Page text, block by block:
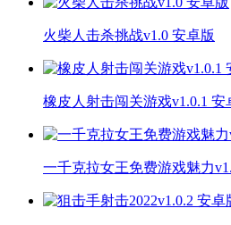
火柴人击杀挑战v1.0 安卓版
橡皮人射击闯关游戏v1.0.1 安
一千克拉女王免费游戏魅力